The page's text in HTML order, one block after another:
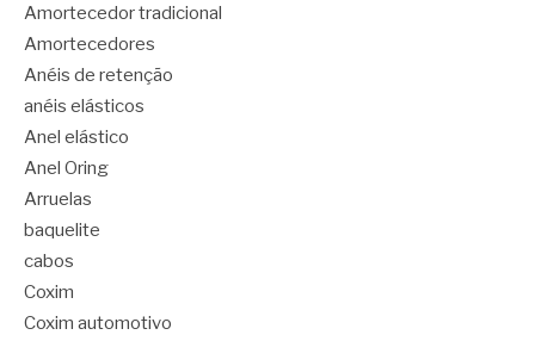
Amortecedor tradicional
Amortecedores
Anéis de retenção
anéis elásticos
Anel elástico
Anel Oring
Arruelas
baquelite
cabos
Coxim
Coxim automotivo